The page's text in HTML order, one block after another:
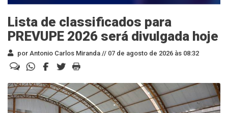
Lista de classificados para
PREVUPE 2026 será divulgada hoje
por Antonio Carlos Miranda // 07 de agosto de 2026 às 08:32